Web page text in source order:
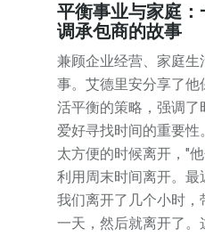
平衡事业与家庭
调承包商的故事
兼顾企业经营、家庭
事。艾德里安分享了
活平衡的策略，强调
爱好寻找时间的重要性
太方便的时候离开，"
利用周末时间离开。最
我们离开了几个小时，
一天，然后就离开了。